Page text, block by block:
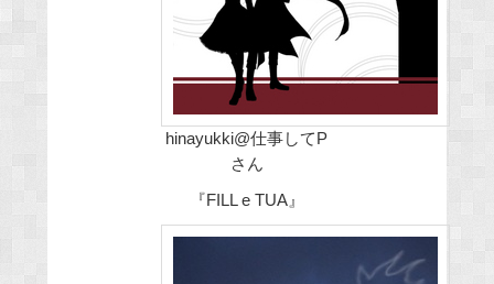
hinayukki@仕事してP
さん
『FILL e TUA』